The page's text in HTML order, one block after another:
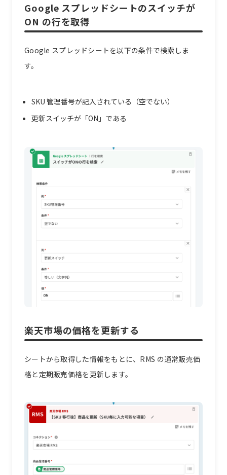
Google スプレッドシートのスイッチが
ON の行を取得
Google スプレッドシートを以下の条件で検索しま
す。
SKU 管理番号が記入されている（空でない）
更新スイッチが「ON」である
楽天市場の価格を更新する
シートから取得した情報をもとに、RMS の通常販売価
格と定期販売価格を更新します。